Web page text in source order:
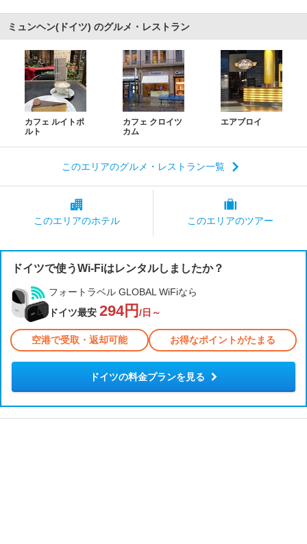
ミュンヘン(ドイツ) のグルメ・レストラン
カフェ ルイトポ
ルト
カフェ クロイツ
カム
エアブロイ
このエリアのグルメ・レストラン一覧
このエリアのホテル このエリアのツアー
ドイツで使うWi-Fiはレンタルしましたか？
フォートラベル GLOBAL WiFiなら
ドイツ最安 294円 /日～
空港で受取・返却可能 お得なポイントがたまる
ドイツの料金プランを見る